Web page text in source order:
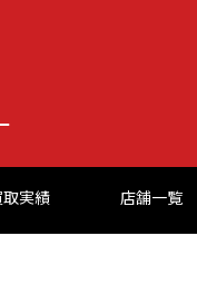
取実績 店舗一覧